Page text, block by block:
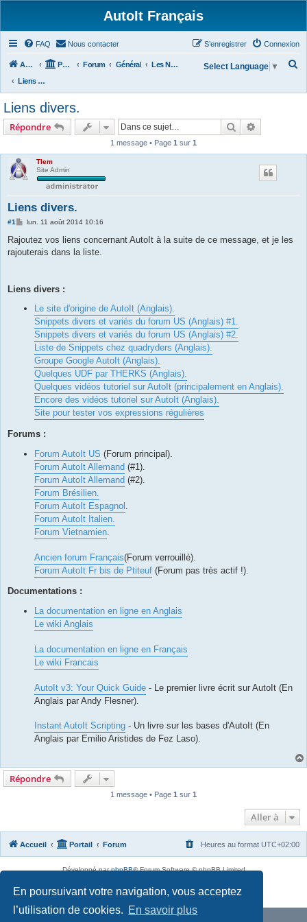
En poursuivant votre navigation, vous acceptez
l’utilisation de cookies. En savoir plus
AutoIt Français
FAQ Nous contacter Connexion
S’enregistrer
Accueil Portail Forum Général
Les Nouvelles d'AutoIt
Liens Divers
e
Select Language ▼
Liens divers.
Répondre Rechercher
1 message • Page 1 sur 1
Tlem
Site Admin
Liens divers.
#1
M
s
a
lun. 11 août 2014 10:16
Rajoutez vos liens concernant AutoIt à la suite de ce message, et je les
rajouterais dans la liste.
Liens divers :
Le site d'origine de AutoIt (Anglais).
Snippets divers et variés du forum US (Anglais) #1.
Snippets divers et variés du forum US (Anglais) #2.
Liste de Snippets chez quadryders (Anglais).
Groupe Google AutoIt (Anglais).
Quelques UDF par THERKS (Anglais).
Quelques vidéos tutoriel sur AutoIt (principalement en Anglais).
Encore des vidéos tutoriel sur AutoIt (Anglais).
Site pour tester vos expressions régulières
Forums :
Forum AutoIt US (Forum principal).
Forum AutoIt Allemand (#1).
Forum AutoIt Allemand (#2).
Forum Brésilien.
Forum AutoIt Espagnol
Forum AutoIt Italien.
Forum Vietnamien
Ancien forum Français(Forum verrouillé).
Forum AutoIt Fr bis de Ptiteuf (Forum pas très actif !).
Documentations :
La documentation en ligne en Anglais
Le wiki Anglais
La documentation en ligne en Français
Le wiki Francais
AutoIt v3: Your Quick Guide - Le premier livre écrit sur AutoIt (En
Anglais par Andy Flesner).
Instant AutoIt Scripting - Un livre sur les bases d'AutoIt (En
Anglais par Emilio Aristides de Fez Laso).
Répondre
1 message • Page 1 sur 1
Aller à
Accueil Portail Forum Heures au format UTC+02:00
Développé parphpBB® Forum Software © phpBB Limited
Confidentialité| Conditions